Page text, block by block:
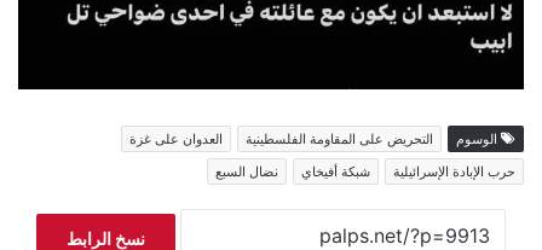
الوسوم التحريض على المقاومة الفلسطينية
العدوان على غزة
حرب الإبادة الإسرائيلية
شبكة أفيخاي نضال السبع
نسخ الرابط